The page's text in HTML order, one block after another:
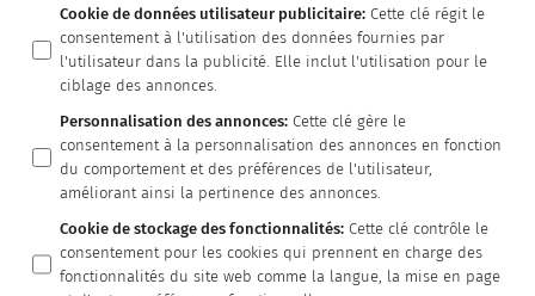
Cookie de données utilisateur publicitaire: Cette clé régit le
consentement à l'utilisation des données fournies par
l'utilisateur dans la publicité. Elle inclut l'utilisation pour le
ciblage des annonces.
Personnalisation des annonces: Cette clé gère le
consentement à la personnalisation des annonces en fonction
du comportement et des préférences de l'utilisateur,
améliorant ainsi la pertinence des annonces.
Cookie de stockage des fonctionnalités: Cette clé contrôle le
consentement pour les cookies qui prennent en charge des
fonctionnalités du site web comme la langue, la mise en page